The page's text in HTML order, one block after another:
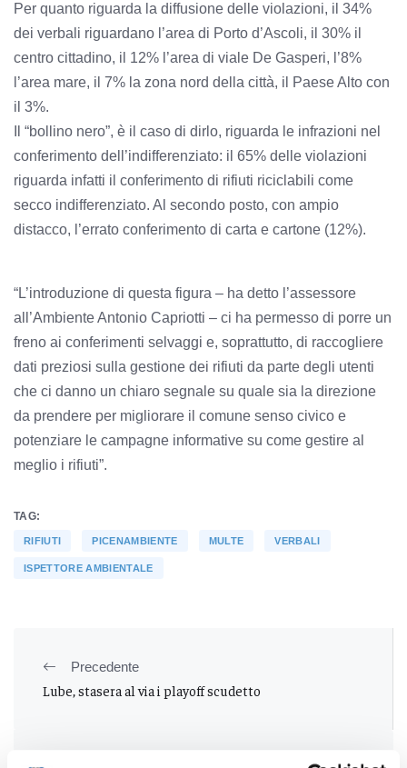
Per quanto riguarda la diffusione delle violazioni, il 34%
dei verbali riguardano l’area di Porto d’Ascoli, il 30% il
centro cittadino, il 12% l’area di viale De Gasperi, l’8%
l’area mare, il 7% la zona nord della città, il Paese Alto con
il 3%.
Il “bollino nero”, è il caso di dirlo, riguarda le infrazioni nel
conferimento dell’indifferenziato: il 65% delle violazioni
riguarda infatti il conferimento di rifiuti riciclabili come
secco indifferenziato. Al secondo posto, con ampio
distacco, l’errato conferimento di carta e cartone (12%).
“L’introduzione di questa figura – ha detto l’assessore
all’Ambiente Antonio Capriotti – ci ha permesso di porre un
freno ai conferimenti selvaggi e, soprattutto, di raccogliere
dati preziosi sulla gestione dei rifiuti da parte degli utenti
che ci danno un chiaro segnale su quale sia la direzione
da prendere per migliorare il comune senso civico e
potenziare le campagne informative su come gestire al
meglio i rifiuti”.
TAG:
RIFIUTI PICENAMBIENTE MULTE VERBALI
ISPETTORE AMBIENTALE
Precedente
Lube, stasera al via i playoff scudetto